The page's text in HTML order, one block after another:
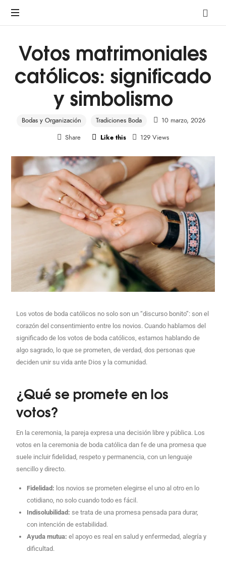
by
Votos matrimoniales
católicos: significado
y simbolismo
Bodas y Organización Tradiciones Boda
10 marzo, 2026
Share
Like this 129 Views
Los votos de boda católicos no solo son un “discurso bonito”: son el
corazón del consentimiento entre los novios. Cuando hablamos del
significado de los votos de boda católicos, estamos hablando de
algo sagrado, lo que se prometen, de verdad, dos personas que
deciden unir su vida ante Dios y la comunidad.
¿Qué se promete en los
votos?
En la ceremonia, la pareja expresa una decisión libre y pública. Los
votos en la ceremonia de boda católica dan fe de una promesa que
suele incluir fidelidad, respeto y permanencia, con un lenguaje
sencillo y directo.
Fidelidad: los novios se prometen elegirse el uno al otro en lo
cotidiano, no solo cuando todo es fácil.
Indisolubilidad: se trata de una promesa pensada para durar,
con intención de estabilidad.
Ayuda mutua: el apoyo es real en salud y enfermedad, alegría y
dificultad.